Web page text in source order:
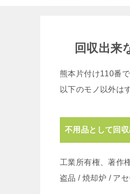
回収出来
熊本片付け110番
以下のモノ以外は
不用品として回
工業所有権、著作
盗品 / 焼却炉 / ア